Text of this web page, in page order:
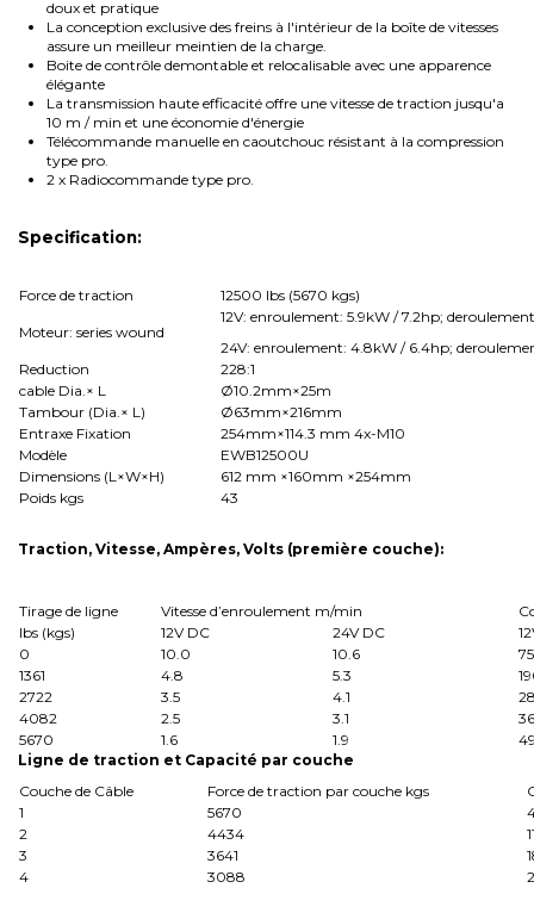
doux et pratique
La conception exclusive des freins à l'intérieur de la boîte de vitesses
assure un meilleur meintien de la charge.
Boite de contrôle demontable et relocalisable avec une apparence
élégante
La transmission haute efficacité offre une vitesse de traction jusqu'a
10 m / min et une économie d'énergie
Télécommande manuelle en caoutchouc résistant à la compression
type pro.
2 x Radiocommande type pro.
Specification:
Force de traction 12500 lbs (5670 kgs)
Moteur: series wound
12V: enroulement: 5.9kW / 7.2hp;
24V: enroulement: 4.8kW / 6.4hp;
Reduction
228:1
cable Dia.× L
Ø10.2mm×25m
Tambour (Dia.× L)
Ø63mm×216mm
Entraxe Fixation
254mm×114.3 mm 4x-M10
Modèle
EWB12500U
Dimensions (L×W×H)
612 mm ×160mm ×254mm
Poids kgs
43
Traction, Vitesse, Ampères, Volts (première couche):
Tirage de ligne Vitesse d’enroulement m/min
Ibs (kgs)
12V DC 24V DC
0
10.0 10.6
75
1361
4.8 5.3
2722
3.5 4.1
4082
2.5 3.1
5670
1.6 1.9
Ligne d e traction et Capacité par couche
Couche de Câble
Force de traction par couche kgs
1
5670
2
4434
3
3641
4
3088